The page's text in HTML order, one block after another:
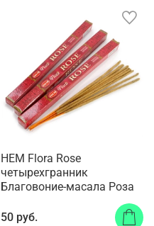
HEM Flora Rose
четырехгранник
Благовоние-масала Роза
50 руб.